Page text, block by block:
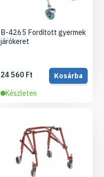
B-4265 Fordított gyermek
járókeret
24 560 Ft
Kosárba
Készleten